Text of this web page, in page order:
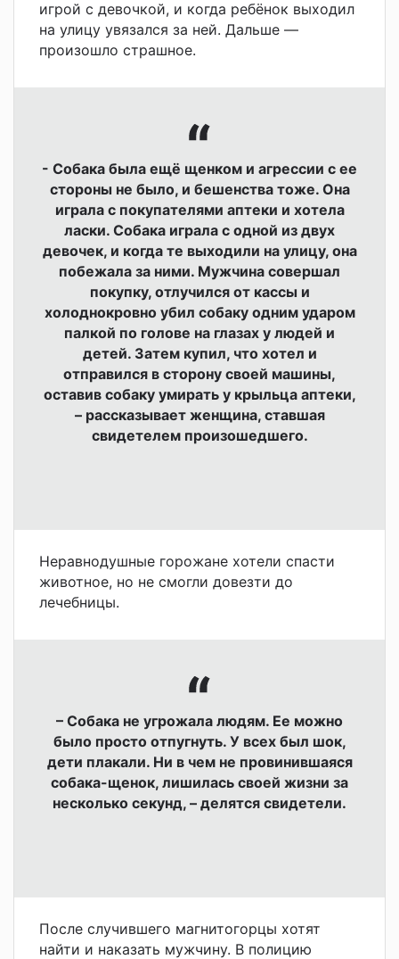
игрой с девочкой, и когда ребёнок выходил
на улицу увязался за ней. Дальше —
произошло страшное.
- Собака была ещё щенком и агрессии с ее
стороны не было, и бешенства тоже. Она
играла с покупателями аптеки и хотела
ласки. Собака играла с одной из двух
девочек, и когда те выходили на улицу, она
побежала за ними. Мужчина совершал
покупку, отлучился от кассы и
холоднокровно убил собаку одним ударом
палкой по голове на глазах у людей и
детей. Затем купил, что хотел и
отправился в сторону своей машины,
оставив собаку умирать у крыльца аптеки,
– рассказывает женщина, ставшая
свидетелем произошедшего.
Неравнодушные горожане хотели спасти
животное, но не смогли довезти до
лечебницы.
– Собака не угрожала людям. Ее можно
было просто отпугнуть. У всех был шок,
дети плакали. Ни в чем не провинившаяся
собака-щенок, лишилась своей жизни за
несколько секунд, – делятся свидетели.
После случившего магнитогорцы хотят
найти и наказать мужчину. В полицию